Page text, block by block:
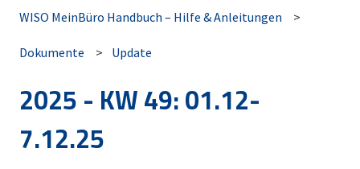
WISO MeinBüro Handbuch – Hilfe & Anleitungen
Dokumente Update
2025 - KW 49: 01.12-
7.12.25